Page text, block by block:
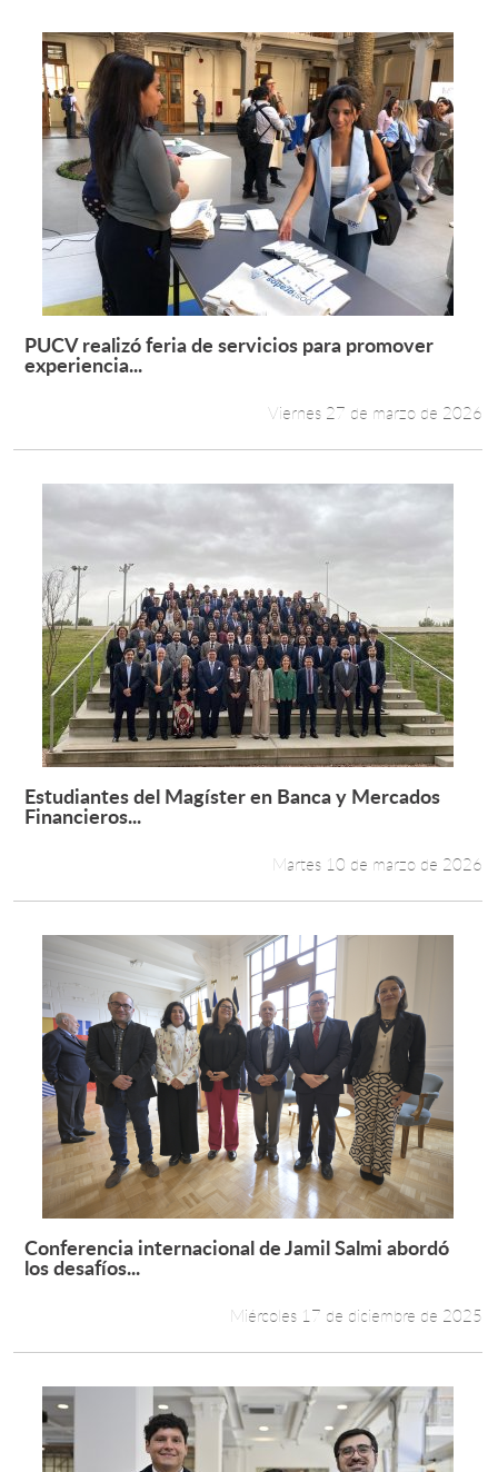
Leer más +
PUCV realizó feria de servicios para promover
experiencia...
Viernes 27 de marzo de 2026
Leer más +
Estudiantes del Magíster en Banca y Mercados
Financieros...
Martes 10 de marzo de 2026
Leer más +
Conferencia internacional de Jamil Salmi abordó
los desafíos...
Miércoles 17 de diciembre de 2025